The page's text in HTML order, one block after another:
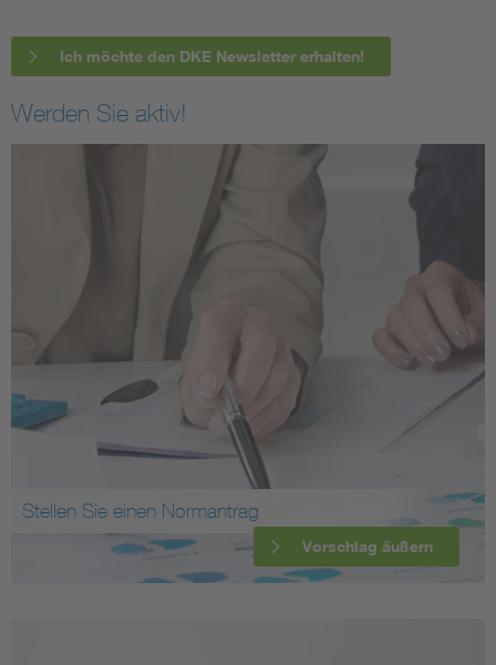
Ich möchte den DKE Newsletter erhalten!
Werden Sie aktiv!
Stellen Sie einen Normantrag
Vorschlag äußern